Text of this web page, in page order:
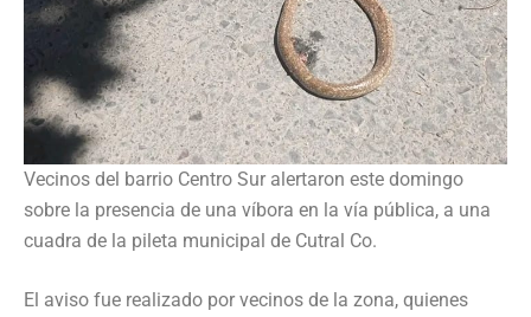
Vecinos del barrio Centro Sur alertaron este domingo
sobre la presencia de una víbora en la vía pública, a una
cuadra de la pileta municipal de Cutral Co.
El aviso fue realizado por vecinos de la zona, quienes